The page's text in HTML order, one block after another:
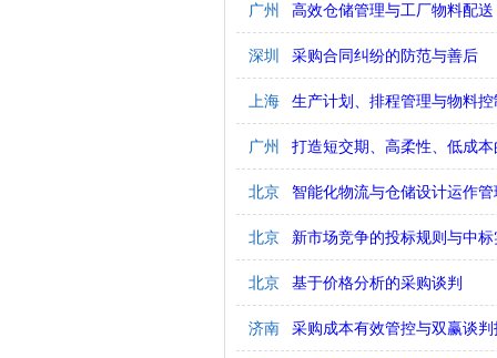
广州 高效仓储管理与工厂物料配送
深圳 采购合同纠纷的防范与善后
上海 生产计划、排程管理与物料
广州 打造短交期、高柔性、低成
北京 智能化物流与仓储设计运作管
北京 新市场竞争的投标规则与中
北京 基于价格分析的采购谈判
济南 采购成本有效管控与双赢谈判